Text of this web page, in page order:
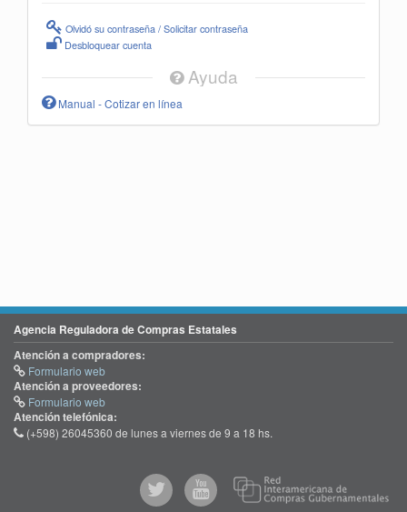
Olvidó su contraseña / Solicitar contraseña
Desbloquear cuenta
Ayuda
Manual - Cotizar en línea
Agencia Reguladora de Compras Estatales
Atención a compradores:
Formulario web
Atención a proveedores:
Formulario web
Atención telefónica:
(+598) 26045360 de lunes a viernes de 9 a 18 hs.
@comprasgubuy
ACCE